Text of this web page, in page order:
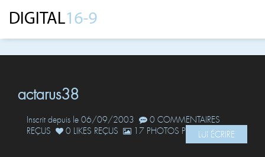
actarus38
Inscrit depuis le 06/09/2003
0 COMMENTAIRES
REÇUS
0 LIKES REÇUS 17 PHOTOS POSTÉESLUI ÉCRIRE